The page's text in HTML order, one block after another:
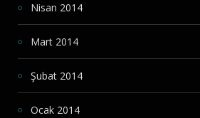
Nisan 2014
Mart 2014
Şubat 2014
Ocak 2014